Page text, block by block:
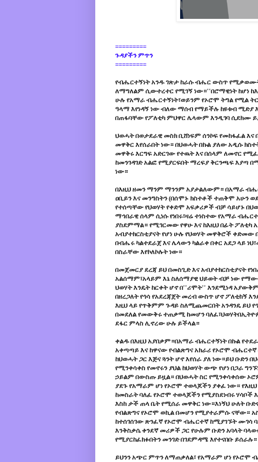
=========
ጉዳያችን ምጥን
=========
የብሔርተኝነት አንዱ ገጽታ ከራሱ ብሔር ውስጥ
ለማግለልም ሲውተረተር የሚገኝ ነው።''በሮማዊነት ከሆነ
ሁሉ የአማራ ብሔርተኝነት፣ወይንም የኦሮሞ ትግል የሚል
ዓላማ እየነዳኝ ነው ብለው ማሰብ የማይችሉ ከዩቱብ ሚድያ
በጠፋባቸው የፖለቲካ ምህዋር ሌላውም እንዲገባ ሲደክሙ
ህወሓት በወታደራዊ መስክ ቢሸነፍም ሰንኮፍ የመከፋፈል
መዋቅር እየሰራበት ነው። በህወሓት በኩል ያለው አዲሱ
መዋቅሩ እርግፍ አድርገው የተዉት እና በሰላም ለመኖር
ከመንገዳገድ አልፎ የሚያርፍበት ማረፍያ ቅርንጫፍ እያጣ
ነው።
በእዚህ ዘመን ማንም ማንንም አያታልለውም። በአማራ
ዐቢይን እና መንግስትን (በሰሞኑ ክስተቶች ተጠቅሞ አሁን
የተሰጣቸው የህወሃት የቀድሞ አፍቃሪዎች ብቻ ሳይሆኑ
ማኅበራዊ ሰላም ሲነሱ የነበሩ፣ዛሬ ተነስተው የአማራ
ያስደምማል። የሚገርመው የዋሁ እና ከእዚህ በፊት ፖለቲካ
አብያተክርስቲያናት የሆነ ሁሉ የህወሃት መዋቅሮች ቀድመው
በብሔሩ ካልተደራጀ እና ሌላውን ካልራቀ በቀር አደጋ ላይ
በስራቸው እየኮለኮሉት ነው።
በመጀመርያ ደረጃ ይህ በመስጊድ እና አብያተክርስቲያናት
አልሰማም፣አላይም እኔ ስለሰማያዊ ህይወት ብቻ ነው
ህወሃት እንዴት ከርቀት ሆኖ በ''ሪሞት'' እንደሚነዳ
በዘረጋለት የጎሳ የአደረጃጀት መረብ ውስጥ ሆኖ ፖለቲከኝ
እዚህ ላይ የጥቅምም ጉዳይ ስለሚጨመርበት አንዳንዴ ይህ
በመደለል የመውቅሩ ተጠቃሚ ከመሆን
ደፋር ምላስ ሊኖረው ሁሉ ይችላል።
ቀልዱ በእዚህ አያበቃም።በአማራ ብሔርተኝነት በኩል
አቀጣጣይ እና ከዋናው የብልጽግና አክራሪ የኦሮሞ
ከህወሓት ጋር እጅና ጓንት ሆኖ እየሰራ ያለ ነው።ይህ ቡድን
የሚንቀሳቀስ የመኖሩን ያህል ከህወሃት ውጭ የሆነ በጋራ
ኃይልም በውስጡ ይዟል። በህወሓት ስር የሚንቀሳቀሰው
ያደጉ የአማራም ሆነ የኦሮሞ ተወላጆችን ያቀፈ ነው።
ከመስራት ባለፈ የኦሮሞ ተወላጆችን የሚያስደነብሩ ሃሳቦች
እስከ ታች ጠላ ቤት የሚሰራ መዋቅር ነው።እነኝህ ሁለት
የብልጽግና የኦሮሞ ወኪል በመሆን የሚያተራምሱ ናቸው።
ከተሰገሰገው ጽንፈኛ የኦሮሞ ብሔርተኛ ከሚያገኙት ሙገሳ
እንቅስቃሴ ቀንደኛ መሪዎች ጋር የሁሉም ቡድን አባላት
የሚያርከፈክፉበትን መንገድ በገደምዳሜ እየተናበቡ ይሰራሉ።
ይህንን አጭር ምጥን ለማጠቃለል፣ የአማራም ሆነ የኦሮሞ